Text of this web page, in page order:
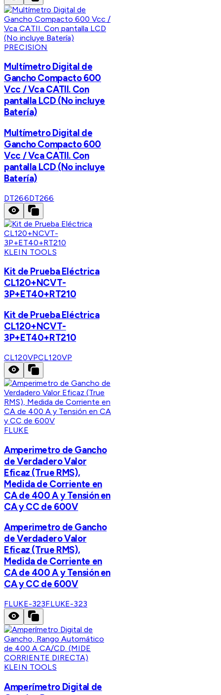
PRECISION
Multímetro Digital de
Gancho Compacto 600
Vcc / Vca CATII. Con
pantalla LCD (No incluye
Batería)
Multímetro Digital de
Gancho Compacto 600
Vcc / Vca CATII. Con
pantalla LCD (No incluye
Batería)
DT266DT266
KLEIN TOOLS
Kit de Prueba Eléctrica
CL120+NCVT-
3P+ET40+RT210
Kit de Prueba Eléctrica
CL120+NCVT-
3P+ET40+RT210
CL120VPCL120VP
FLUKE
Amperimetro de Gancho
de Verdadero Valor
Eficaz (True RMS),
Medida de Corriente en
CA de 400 A y Tensión en
CA y CC de 600V
Amperimetro de Gancho
de Verdadero Valor
Eficaz (True RMS),
Medida de Corriente en
CA de 400 A y Tensión en
CA y CC de 600V
FLUKE-323FLUKE-323
KLEIN TOOLS
Amperímetro Digital de